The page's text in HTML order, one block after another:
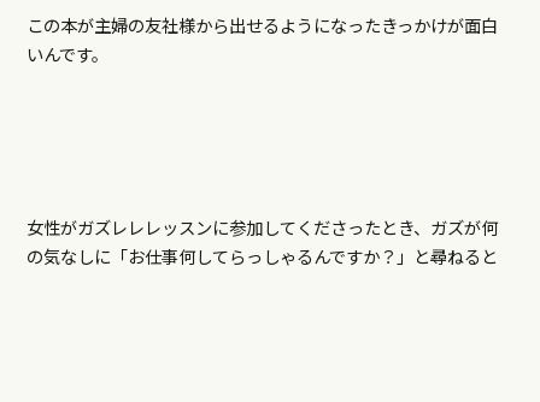
この本が主婦の友社様から出せるようになったきっかけが面白
いんです。
女性がガズレレレッスンに参加してくださったとき、ガズが何
の気なしに「お仕事何してらっしゃるんですか？」と尋ねると